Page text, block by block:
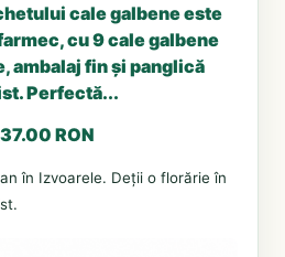
cale galbene este
cu 9 cale galbene
ambalaj fin și panglică
Perfectă...
RON
în Izvoarele. Deții o florărie în